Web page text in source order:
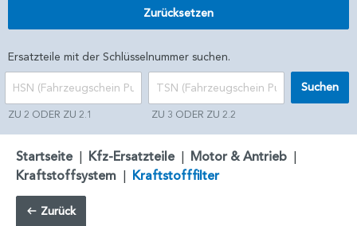
Zurücksetzen
Ersatzteile mit der Schlüsselnummer suchen.
ZU 2 ODER ZU 2.1 ZU 3 ODER ZU 2.2
Suchen
Startseite | Kfz-Ersatzteile | Motor & Antrieb |
Kraftstoffsystem | Kraftstofffilter
Zurück